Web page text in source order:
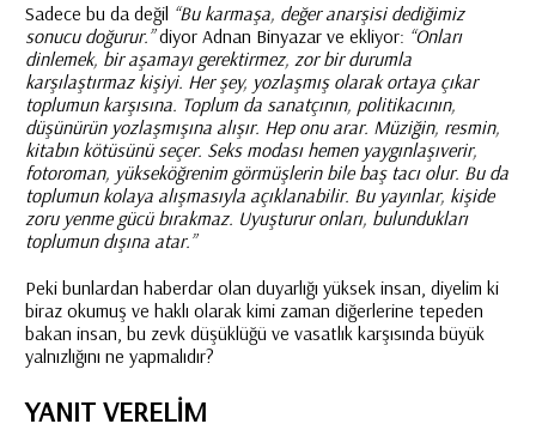
Sadece bu da değil “Bu karmaşa, değer anarşisi dediğimiz
sonucu doğurur.”diyor Adnan Binyazar ve ekliyor: “Onları
dinlemek, bir aşamayı gerektirmez, zor bir durumla
karşılaştırmaz kişiyi. Her şey, yozlaşmış olarak ortaya çıkar
toplumun karşısına. Toplum da sanatçının, politikacının,
düşünürün yozlaşmışına alışır. Hep onu arar. Müziğin, resmin,
kitabın kötüsünü seçer. Seks modası hemen yaygınlaşıverir,
fotoroman, yükseköğrenim görmüşlerin bile baş tacı olur. Bu da
toplumun kolaya alışmasıyla açıklanabilir. Bu yayınlar, kişide
zoru yenme gücü bırakmaz. Uyuşturur onları, bulundukları
toplumun dışına atar.”
Peki bunlardan haberdar olan duyarlığı yüksek insan, diyelim ki
biraz okumuş ve haklı olarak kimi zaman diğerlerine tepeden
bakan insan, bu zevk düşüklüğü ve vasatlık karşısında büyük
yalnızlığını ne yapmalıdır?
YANIT VERELİM